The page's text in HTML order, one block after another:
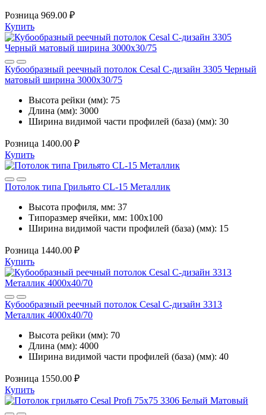
Розница 969.00 ₽
Купить
Кубообразный реечный потолок Cesal C-дизайн 3305 Черный
матовый ширина 3000х30/75
Высота рейки (мм): 75
Длина (мм): 3000
Ширина видимой части профилей (база) (мм): 30
Розница 1400.00 ₽
Купить
Потолок типа Грильято CL-15 Металлик
Высота профиля, мм: 37
Типоразмер ячейки, мм: 100х100
Ширина видимой части профилей (база) (мм): 15
Розница 1440.00 ₽
Купить
Кубообразный реечный потолок Cesal C-дизайн 3313
Металлик 4000х40/70
Высота рейки (мм): 70
Длина (мм): 4000
Ширина видимой части профилей (база) (мм): 40
Розница 1550.00 ₽
Купить